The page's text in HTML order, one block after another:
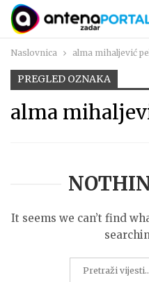
Naslovnica alma mihaljević
PREGLED OZNAKA
alma
It seems we can’t find